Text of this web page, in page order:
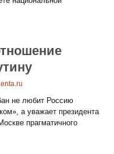
не любит Россию
а уважает президента
прагматичного